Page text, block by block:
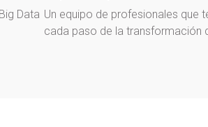
Data Un equipo de profesionales que
cada paso de la transformación